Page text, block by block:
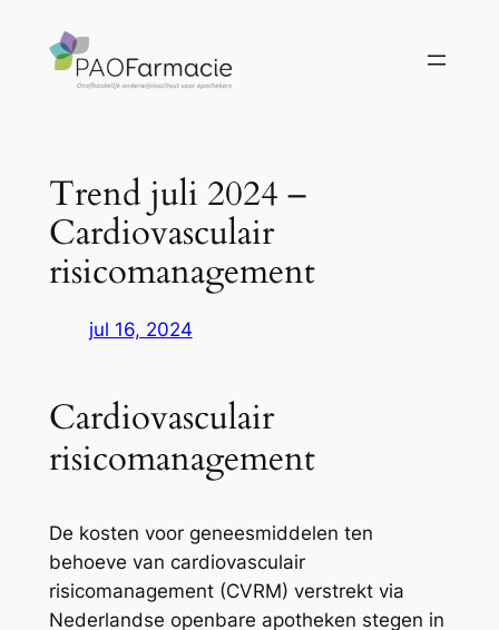
Trend juli 2024 –
Cardiovasculair
risicomanagement
jul 16, 2024
Cardiovasculair
risicomanagement
De kosten voor geneesmiddelen ten
behoeve van cardiovasculair
risicomanagement (CVRM) verstrekt via
Nederlandse openbare apotheken stegen in